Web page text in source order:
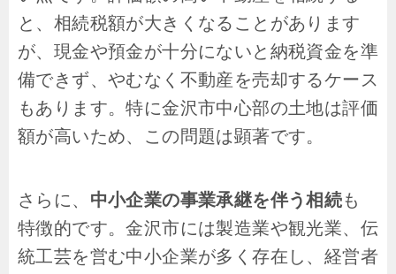
と、相続税額が大きくなることがあります
が、現金や預金が十分にないと納税資金を準
備できず、やむなく不動産を売却するケース
もあります。特に金沢市中心部の土地は評価
額が高いため、この問題は顕著です。
さらに、 中小企業の事業承継を伴う相続も
特徴的です。金沢市には製造業や観光業、伝
統工芸を営む中小企業が多く存在し、経営者